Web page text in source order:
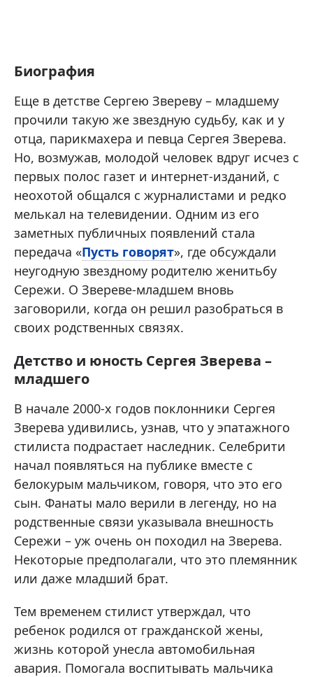
Биография
Еще в детстве Сергею Звереву – младшему
прочили такую же звездную судьбу, как и у
отца, парикмахера и певца Сергея Зверева.
Но, возмужав, молодой человек вдруг исчез с
первых полос газет и интернет-изданий, с
неохотой общался с журналистами и редко
мелькал на телевидении. Одним из его
заметных публичных появлений стала
передача «Пусть говорят», где обсуждали
неугодную звездному родителю женитьбу
Сережи. О Звереве-младшем вновь
заговорили, когда он решил разобраться в
своих родственных связях.
Детство и юность Сергея Зверева –
младшего
В начале 2000-х годов поклонники Сергея
Зверева удивились, узнав, что у эпатажного
стилиста подрастает наследник. Селебрити
начал появляться на публике вместе с
белокурым мальчиком, говоря, что это его
сын. Фанаты мало верили в легенду, но на
родственные связи указывала внешность
Сережи – уж очень он походил на Зверева.
Некоторые предполагали, что это племянник
или даже младший брат.
Тем временем стилист утверждал, что
ребенок родился от гражданской жены,
жизнь которой унесла автомобильная
авария. Помогала воспитывать мальчика